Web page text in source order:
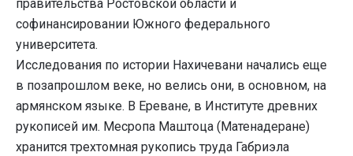
правительства Ростовской области и
софинансировании Южного федерального
университета.
Исследования по истории Нахичевани начались еще
в позапрошлом веке, но велись они, в основном, на
армянском языке. В Ереване, в Институте древних
рукописей им. Месропа Маштоца (Матенадеране)
хранится трехтомная рукопись труда Габриэла